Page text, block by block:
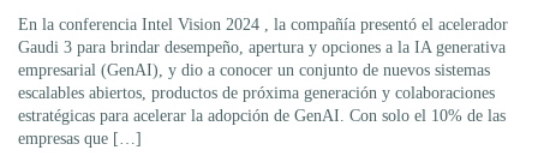
En la conferencia Intel Vision 2024 , la compañía presentó el acelerador
Gaudi 3 para brindar desempeño, apertura y opciones a la IA generativa
empresarial (GenAI), y dio a conocer un conjunto de nuevos sistemas
escalables abiertos, productos de próxima generación y colaboraciones
estratégicas para acelerar la adopción de GenAI. Con solo el 10% de las
empresas que […]